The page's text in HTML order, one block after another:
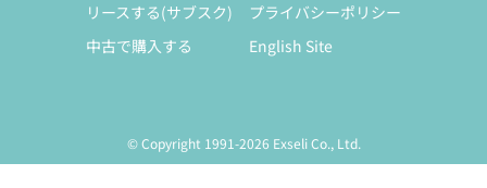
リースする(サブスク)
中古で購入する
プライバシーポリシー
English Site
© Copyright 1991-2026 Exseli Co., Ltd.